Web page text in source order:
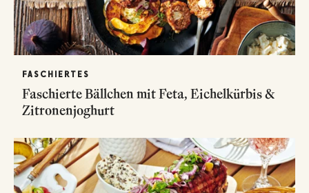
FASCHIERTES
Faschierte Bällchen mit Feta, Eichelkürbis &
Zitronenjoghurt